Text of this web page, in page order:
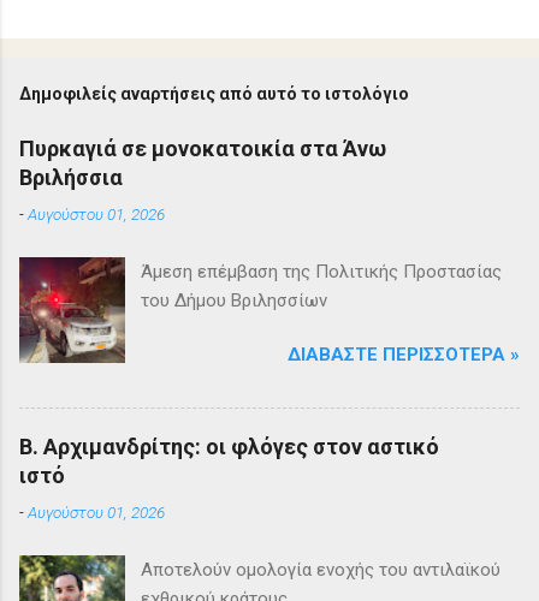
Δημοφιλείς αναρτήσεις από αυτό το ιστολόγιο
Πυρκαγιά σε μονοκατοικία στα Άνω
Βριλήσσια
-Αυγούστου 01, 2026
Άμεση επέμβαση της Πολιτικής Προστασίας
του Δήμου Βριλησσίων
ΔΙΑΒΆΣΤΕ ΠΕΡΙΣΣΌΤΕΡΑ »
Β. Αρχιμανδρίτης: οι φλόγες στον αστικό
ιστό
-Αυγούστου 01, 2026
Αποτελούν ομολογία ενοχής του αντιλαϊκού